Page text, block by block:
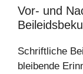
Vor- und
Schriftliche
bleibende